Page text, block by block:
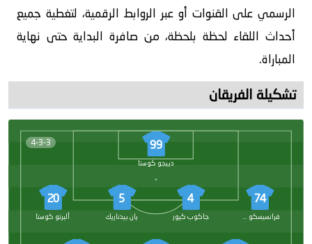
الرسمي على القنوات أو عبر الروابط الرقمية، لتغطية جميع
أحداث اللقاء لحظة بلحظة، من صافرة البداية حتى نهاية
المباراة.
تشكيلة الفريقان
4-3-3 99
دييجو كوستا
74
فرانسيسكو مورا
4
جاكوب كيور
5
يان بيدناريك
20
ألبرتو كوستا